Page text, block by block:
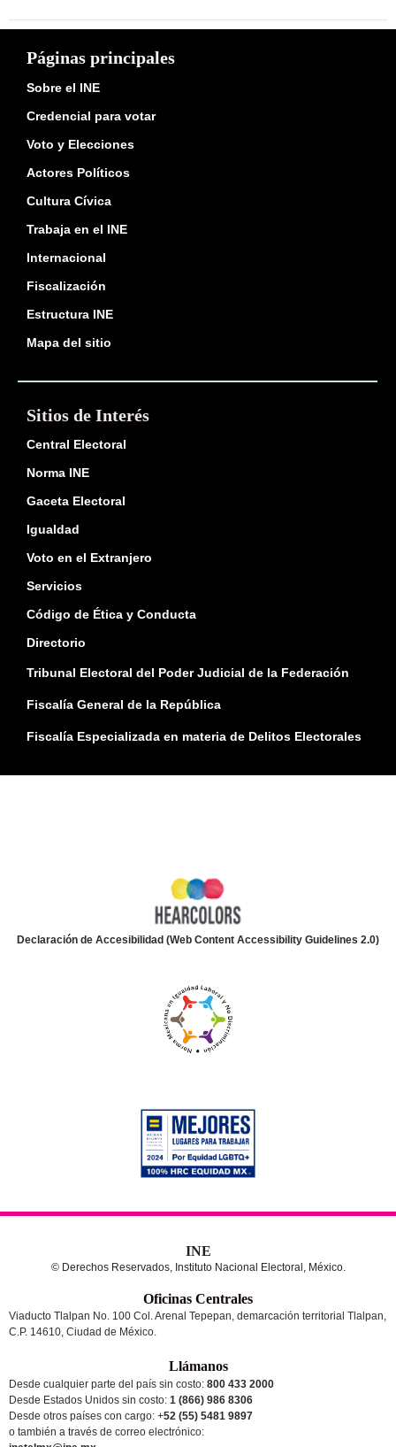
Páginas principales
Sobre el INE
Credencial para votar
Voto y Elecciones
Actores Políticos
Cultura Cívica
Trabaja en el INE
Internacional
Fiscalización
Estructura INE
Mapa del sitio
Sitios de Interés
Central Electoral
Norma INE
Gaceta Electoral
Igualdad
Voto en el Extranjero
Servicios
Código de Ética y Conducta
Directorio
Tribunal Electoral del Poder Judicial de la Federación
Fiscalía General de la República
Fiscalía Especializada en materia de Delitos Electorales
Declaración de Accesibilidad (Web Content Accessibility Guidelines 2.0)
INE
© Derechos Reservados, Instituto Nacional Electoral, México.
Oficinas Centrales
Viaducto Tlalpan No. 100 Col. Arenal Tepepan, demarcación territorial Tlalpan,
C.P. 14610, Ciudad de México.
Llámanos
Desde cualquier parte del país sin costo: 800 433 2000
Desde Estados Unidos sin costo: 1 (866) 986 8306
Desde otros países con cargo: +52 (55) 5481 9897
o también a través de correo electrónico: